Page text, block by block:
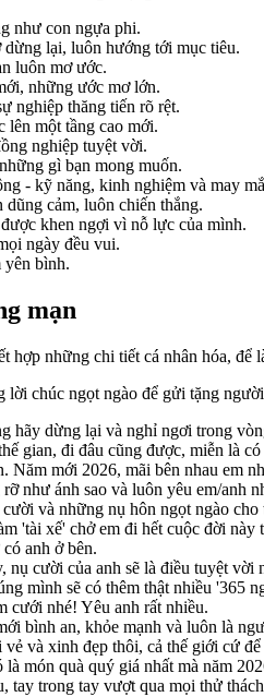
như con ngựa phi.
lại, luôn hướng tới mục tiêu.
luôn mơ ước.
những ước mơ lớn.
nghiệp thăng tiến rõ rệt.
lên một tầng cao mới.
nghiệp tuyệt vời.
gì bạn mong muốn.
- kỹ năng, kinh nghiệm và may
cảm, luôn chiến thắng.
khen ngợi vì nỗ lực của mình.
ngày đều vui.
yên bình.
mạn
hợp những chi tiết cá nhân hóa,
chúc ngọt ngào để gửi tặng
hãy dừng lại và nghỉ ngơi trong
gian, đi đâu cũng được, miễn là có
mới 2026, mãi bên nhau em
như ánh sao và luôn yêu em/anh
và những nụ hôn ngọt ngào
'tài xế' chở em đi hết cuộc đời này
anh ở bên.
cười của anh sẽ là điều tuyệt vời
mình sẽ có thêm thật nhiều '365
cưới nhé! Yêu anh rất nhiều.
bình an, khỏe mạnh và luôn là
và xinh đẹp thôi, cả thế giới cứ để
món quà quý giá nhất mà năm
tay trong tay vượt qua mọi thử